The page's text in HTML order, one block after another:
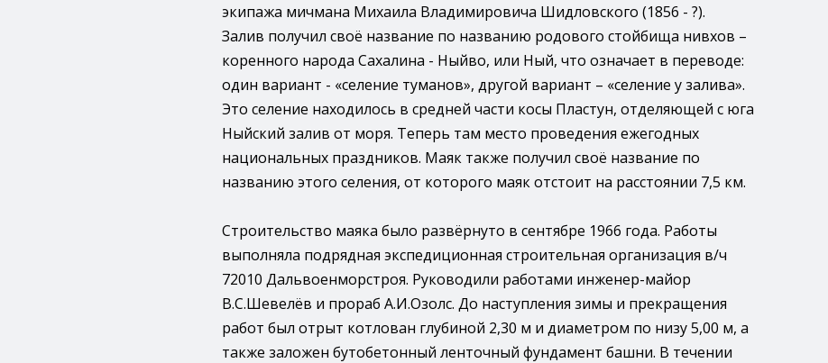
экипажа мичмана Михаила Владимировича Шидловского (1856 - ?).
Залив получил своё название по названию родового стойбища нивхов –
коренного народа Сахалина - Ныйво, или Ный, что означает в переводе:
один вариант - «селение туманов», другой вариант – «селение у залива».
Это селение находилось в средней части косы Пластун, отделяющей с юга
Ныйский залив от моря. Теперь там место проведения ежегодных
национальных праздников. Маяк также получил своё название по
названию этого селения, от которого маяк отстоит на расстоянии 7,5 км.
Строительство маяка было развёрнуто в сентябре 1966 года. Работы
выполняла подрядная экспедиционная строительная организация в/ч
72010 Дальвоенморстроя. Руководили работами инженер-майор
В.С.Шевелёв и прораб А.И.Озолс. До наступления зимы и прекращения
работ был отрыт котлован глубиной 2,30 м и диаметром по низу 5,00 м, а
также заложен бутобетонный ленточный фундамент башни. В течении